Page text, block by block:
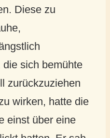
Diese zu
sich bemühte
zurückzuziehen
wirken, hatte die
einst über eine